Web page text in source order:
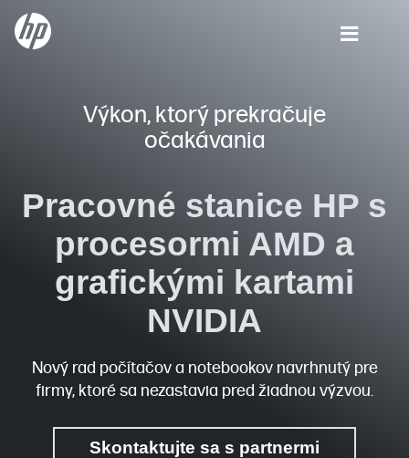
Výkon, ktorý prekračuje
očakávania
Pracovné stanice HP s
procesormi AMD a
grafickými kartami
NVIDIA
Nový rad počítačov a notebookov navrhnutý pre
firmy, ktoré sa nezastavia pred žiadnou výzvou.
Skontaktujte sa s partnermi